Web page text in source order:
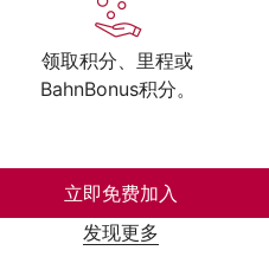
领取积分、里程或
BahnBonus积分。
立即免费加入
发现更多